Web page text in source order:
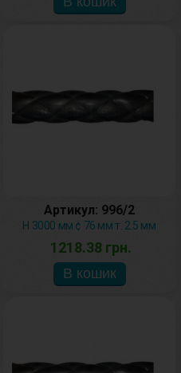
Артикул: 996/2
H 3000 мм ¢ 76 мм т. 2.5 мм
1218.38 грн.